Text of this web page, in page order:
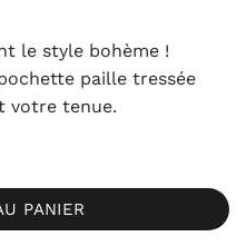
le style bohème !
paille tressée
votre tenue.
Tressée Bohème - Vert
PANIER